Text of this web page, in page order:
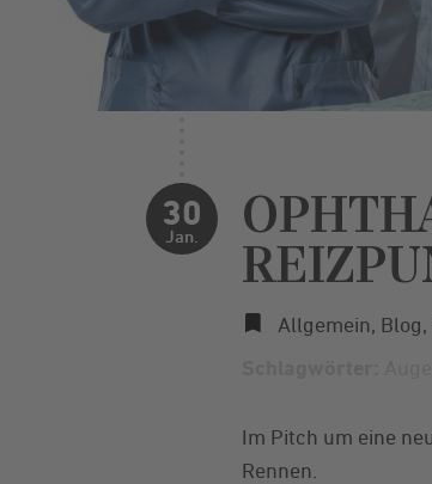
30
Jan.
Allgemein, Blog,
Im Pitch um eine
Rennen.